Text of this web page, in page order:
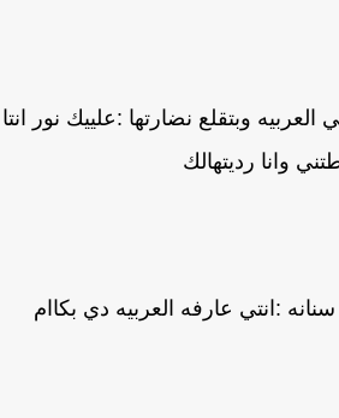
وبتقلع نضارتها :علييك نور انتا
وانا رديتهالك
:انتي عارفه العربيه دي بكاام